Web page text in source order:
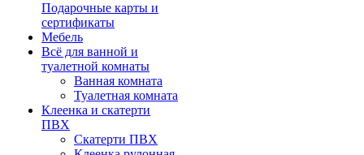
Подарочные карты и
сертификаты
Мебель
Всё для ванной и
туалетной комнаты
Ванная комната
Туалетная комната
Клеенка и скатерти
ПВХ
Скатерти ПВХ